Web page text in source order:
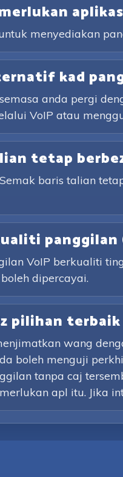
menyediakan
kad
anda pergi
VoIP atau
tetap
baris talian
panggilan
VoIP berkualiti
dipercayai.
pilihan
wang
boleh menguji
tanpa caj
apl itu. Jika